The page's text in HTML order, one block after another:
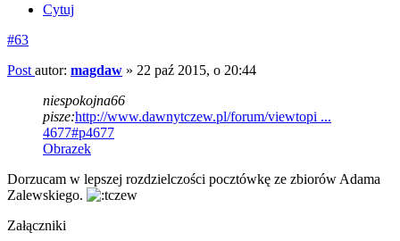
Cytuj
#63
Post autor: magdaw » 22 paź 2015, o 20:44
niespokojna66
pisze:http://www.dawnytczew.pl/forum/viewtopi ...
4677#p4677
Obrazek
Dorzucam w lepszej rozdzielczości pocztówkę ze zbiorów Adama
Zalewskiego.
Załączniki